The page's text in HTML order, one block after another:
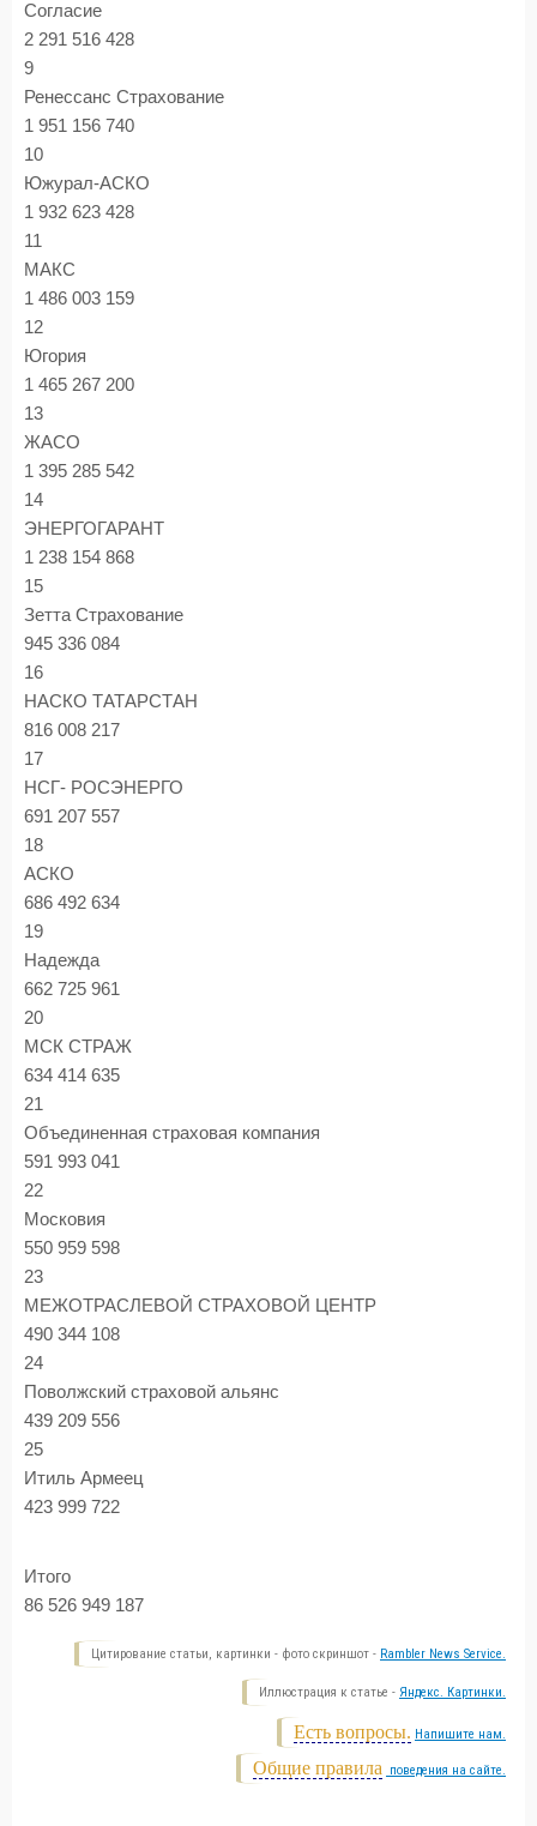
Согласие
2 291 516 428
9
Ренессанс Страхование
1 951 156 740
10
Южурал-АСКО
1 932 623 428
11
МАКС
1 486 003 159
12
Югория
1 465 267 200
13
ЖАСО
1 395 285 542
14
ЭНЕРГОГАРАНТ
1 238 154 868
15
Зетта Страхование
945 336 084
16
НАСКО ТАТАРСТАН
816 008 217
17
НСГ- РОСЭНЕРГО
691 207 557
18
АСКО
686 492 634
19
Надежда
662 725 961
20
МСК СТРАЖ
634 414 635
21
Объединенная страховая компания
591 993 041
22
Московия
550 959 598
23
МЕЖОТРАСЛЕВОЙ СТРАХОВОЙ ЦЕНТР
490 344 108
24
Поволжский страховой альянс
439 209 556
25
Итиль Армеец
423 999 722
Итого
86 526 949 187
Цитирование статьи, картинки - фото скриншот - Rambler News Service.
Иллюстрация к статье - Яндекс. Картинки.
Есть вопросы. Напишите нам.
Общие правила поведения на сайте.